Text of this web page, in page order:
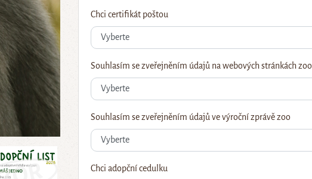
Chci certifikát poštou
Souhlasím se zveřejněním údajů na webových stránkách zoo
Souhlasím se zveřejněním údajů ve výroční zprávě zoo
Chci adopční cedulku